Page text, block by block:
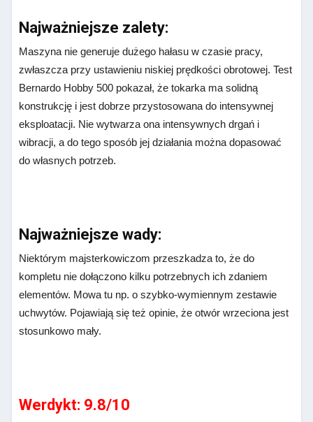
Najważniejsze zalety:
Maszyna nie generuje dużego hałasu w czasie pracy,
zwłaszcza przy ustawieniu niskiej prędkości obrotowej. Test
Bernardo Hobby 500 pokazał, że tokarka ma solidną
konstrukcję i jest dobrze przystosowana do intensywnej
eksploatacji. Nie wytwarza ona intensywnych drgań i
wibracji, a do tego sposób jej działania można dopasować
do własnych potrzeb.
Najważniejsze wady:
Niektórym majsterkowiczom przeszkadza to, że do
kompletu nie dołączono kilku potrzebnych ich zdaniem
elementów. Mowa tu np. o szybko-wymiennym zestawie
uchwytów. Pojawiają się też opinie, że otwór wrzeciona jest
stosunkowo mały.
Werdykt: 9.8/10